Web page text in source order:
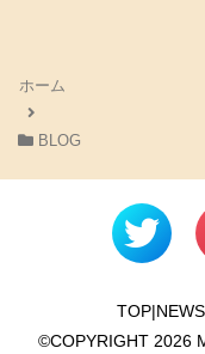
ホーム
BLOG
TOP|NEWS
©COPYRIGHT 2026